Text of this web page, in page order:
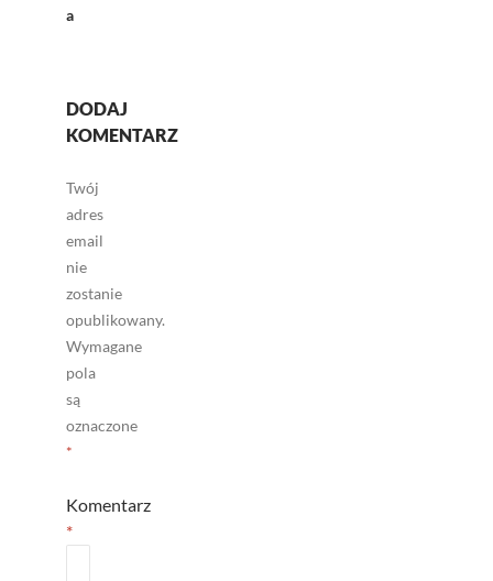
a
DODAJ
KOMENTARZ
Twój
adres
email
nie
zostanie
opublikowany.
Wymagane
pola
są
oznaczone
*
Komentarz
*